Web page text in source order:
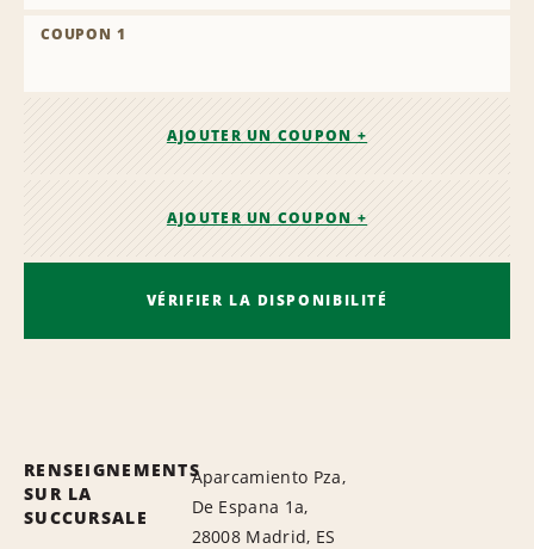
COUPON 1
AJOUTER UN COUPON +
AJOUTER UN COUPON +
VÉRIFIER LA DISPONIBILITÉ
RENSEIGNEMENTS
SUR LA
SUCCURSALE
Aparcamiento Pza,
De Espana 1a,
28008 Madrid, ES